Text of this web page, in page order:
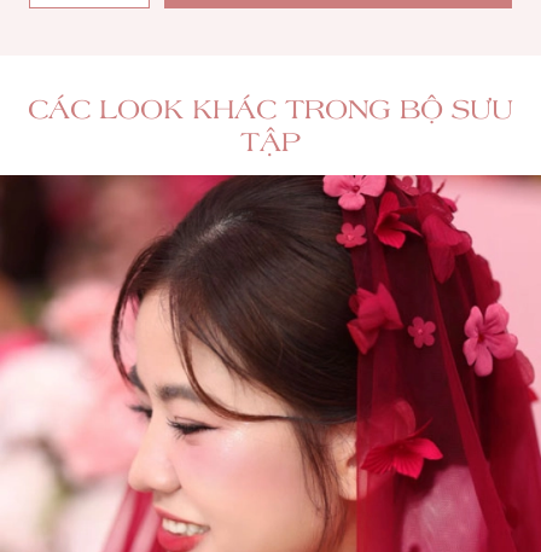
CÁC LOOK KHÁC TRONG BỘ SƯU
TẬP